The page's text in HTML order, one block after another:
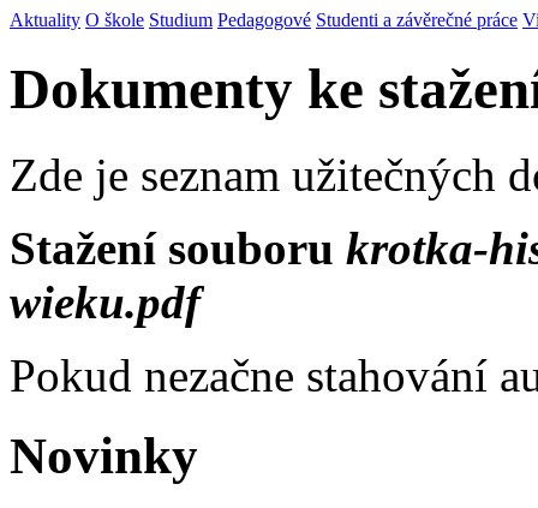
Aktuality O škole Studium Pedagogové Studenti a závěrečné práce
Dokumenty ke
Zde je seznam užitečných
Stažení souboru krotka-
wieku.pdf
Pokud nezačne stahování
Novinky